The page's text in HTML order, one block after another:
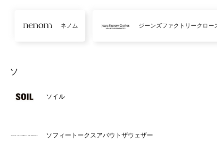
ネノム ジーンズファクトリークロー
ソ
ソイル
ソフィートークスアバウトザウェザー